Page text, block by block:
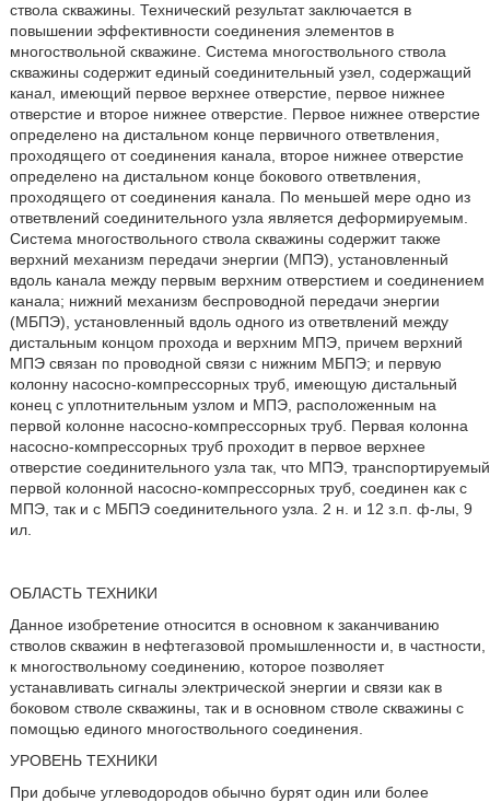
ствола скважины. Технический результат заключается в
повышении эффективности соединения элементов в
многоствольной скважине. Система многоствольного ствола
скважины содержит единый соединительный узел, содержащий
канал, имеющий первое верхнее отверстие, первое нижнее
отверстие и второе нижнее отверстие. Первое нижнее отверстие
определено на дистальном конце первичного ответвления,
проходящего от соединения канала, второе нижнее отверстие
определено на дистальном конце бокового ответвления,
проходящего от соединения канала. По меньшей мере одно из
ответвлений соединительного узла является деформируемым.
Система многоствольного ствола скважины содержит также
верхний механизм передачи энергии (МПЭ), установленный
вдоль канала между первым верхним отверстием и соединением
канала; нижний механизм беспроводной передачи энергии
(МБПЭ), установленный вдоль одного из ответвлений между
дистальным концом прохода и верхним МПЭ, причем верхний
МПЭ связан по проводной связи с нижним МБПЭ; и первую
колонну насосно-компрессорных труб, имеющую дистальный
конец с уплотнительным узлом и МПЭ, расположенным на
первой колонне насосно-компрессорных труб. Первая колонна
насосно-компрессорных труб проходит в первое верхнее
отверстие соединительного узла так, что МПЭ, транспортируемый
первой колонной насосно-компрессорных труб, соединен как с
МПЭ, так и с МБПЭ соединительного узла. 2 н. и 12 з.п. ф-лы, 9
ил.
ОБЛАСТЬ ТЕХНИКИ
Данное изобретение относится в основном к заканчиванию
стволов скважин в нефтегазовой промышленности и, в частности,
к многоствольному соединению, которое позволяет
устанавливать сигналы электрической энергии и связи как в
боковом стволе скважины, так и в основном стволе скважины с
помощью единого многоствольного соединения.
УРОВЕНЬ ТЕХНИКИ
При добыче углеводородов обычно бурят один или более